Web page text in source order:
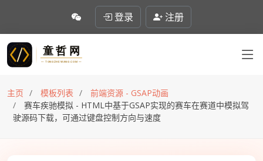
登录 注册
主页 模板列表
前端资源 - GSAP动画
赛车疾驰模拟 - HTML中基于GSAP实现的赛车在赛道中模拟驾
驶源码下载，可通过键盘控制方向与速度